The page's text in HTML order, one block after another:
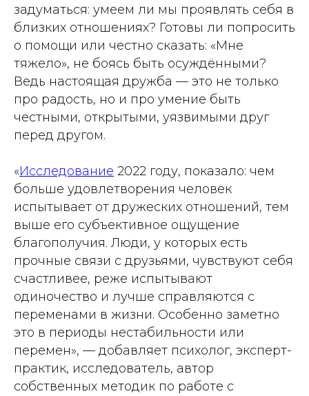
задуматься: умеем ли мы проявлять себя в
близких отношениях? Готовы ли попросить
о помощи или честно сказать: «Мне
тяжело», не боясь быть осуждёнными?
Ведь настоящая дружба — это не только
про радость, но и про умение быть
честными, открытыми, уязвимыми друг
перед другом.
«Исследование 2022 году, показало: чем
больше удовлетворения человек
испытывает от дружеских отношений, тем
выше его субъективное ощущение
благополучия. Люди, у которых есть
прочные связи с друзьями, чувствуют себя
счастливее, реже испытывают
одиночество и лучше справляются с
переменами в жизни. Особенно заметно
это в периоды нестабильности или
перемен», — добавляет психолог, эксперт-
практик, исследователь, автор
собственных методик по работе с